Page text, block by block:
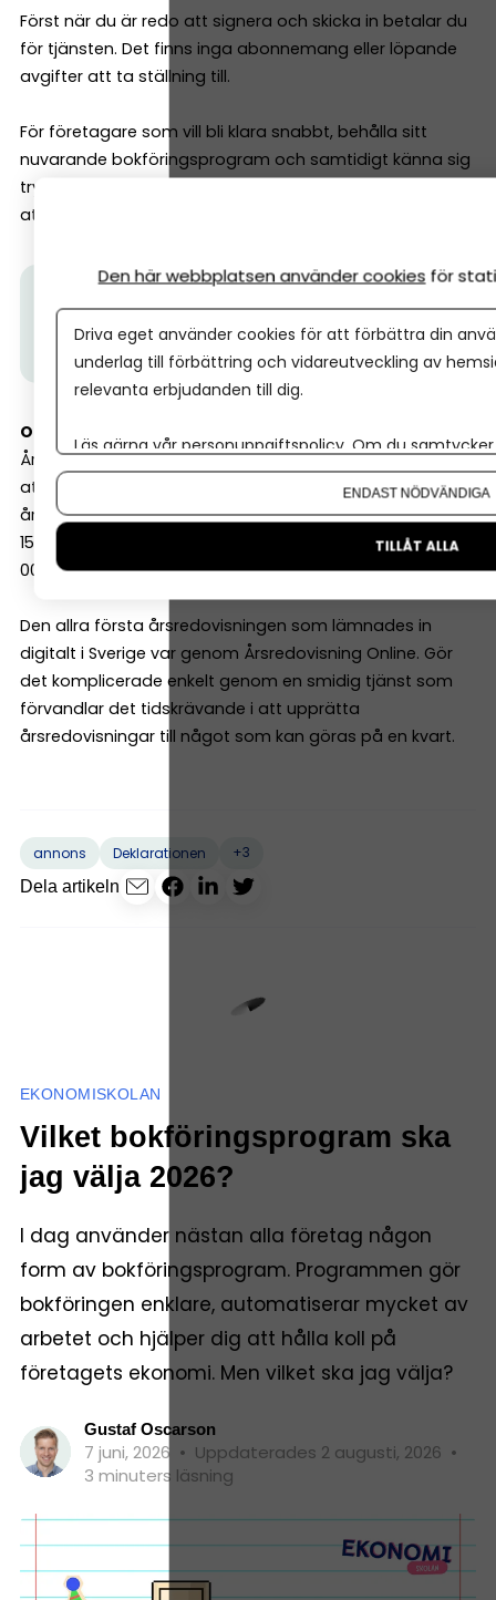
Först när du är redo att signera och skicka in betalar du
för tjänsten. Det finns inga abonnemang eller löpande
avgifter att ta ställning till.
För företagare som vill bli klara snabbt, behålla sitt
nuvarande bokföringsprogram och samtidigt känna sig
trygga med att allt blir rätt kan det vara ett enkelt sätt
att få årsredovisningen över mållinjen innan deadline.
gratis och betalar först när det är dags att lämna
in – du binder dig inte till något.
Om Årsredovisning Online
Årsredovisning Online grundades 2013 med ambitionen
att underlätta arbetet kring deklaration och
årsredovisningar för Sveriges företagare. Idag är över
150 000 årsredovisningar inlämnade via systemet av 40
000+ användare.
Den allra första årsredovisningen som lämnades in
digitalt i Sverige var genom Årsredovisning Online. Gör
det komplicerade enkelt genom en smidig tjänst som
förvandlar det tidskrävande i att upprätta
årsredovisningar till något som kan göras på en kvart.
annons Deklarationen
+3
Dela artikeln
EKONOMISKOLAN
Vilket bokföringsprogram ska
jag välja 2026?
I dag använder nästan alla företag någon
form av bokföringsprogram. Programmen gör
bokföringen enklare, automatiserar mycket av
arbetet och hjälper dig att hålla koll på
företagets ekonomi. Men vilket ska jag välja?
Gustaf Oscarson
7 juni, 2026 • Uppdaterades 2 augusti, 2026 •
3 minuters läsning
Den här webbplatsen använder cookies för
Driva eget använder cookies för att förbättra din
underlag till förbättring och vidareutveckling av
relevanta erbjudanden till dig.
Läs gärna vår personuppgiftspolicy. Om du
Om du vill ändra ditt val i efterhand hittar du den
ENDAST NÖDVÄNDIGA
TILLÅT ALLA